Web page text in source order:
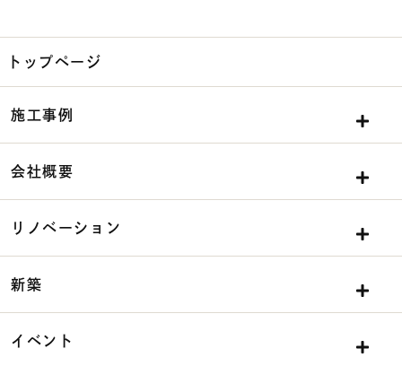
トップページ
施工事例
会社概要
リノベーション
新築
イベント